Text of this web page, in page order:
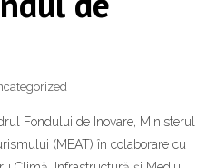
Fondului de Inovare, Ministerul
(MEAT) în colaborare cu